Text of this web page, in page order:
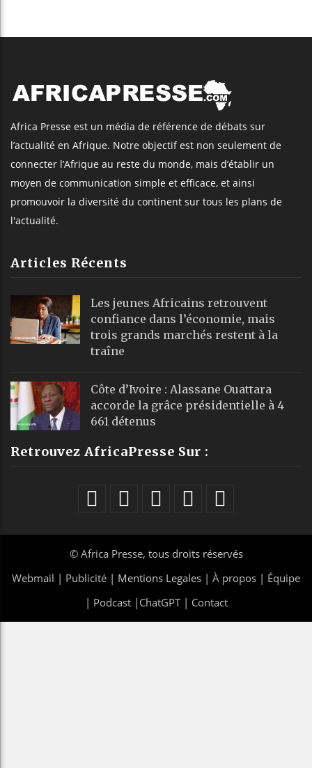
Africa Presse est un média de référence de débats sur
l’actualité en Afrique. Notre objectif est non seulement de
connecter l’Afrique au reste du monde, mais d’établir un
moyen de communication simple et efficace, et ainsi
promouvoir la diversité du continent sur tous les plans de
l'actualité.
Articles Récents
Les jeunes Africains retrouvent
confiance dans l’économie, mais
trois grands marchés restent à la
traîne
Côte d’Ivoire : Alassane Ouattara
accorde la grâce présidentielle à 4
661 détenus
Retrouvez AfricaPresse Sur :
© Africa Presse, tous droits réservés
Webmail | Publicité | Mentions Legales | À propos | Équipe
| Podcast| ChatGPT| Contact